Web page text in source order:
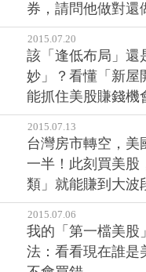
券，請問他做對還
2015.07.20
該「逢低布局」還
妙」？看懂「新屋
能抓住美股賺錢機
2015.07.13
台灣房市轉空，美
一半！此刻買美股
類」就能賺到大波
2015.07.06
我的「第一檔美股
法：看看現在誰是